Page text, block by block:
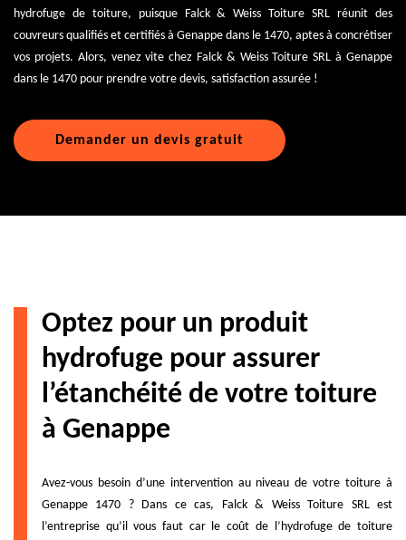
hydrofuge de toiture, puisque Falck & Weiss Toiture SRL réunit des
couvreurs qualifiés et certifiés à Genappe dans le 1470, aptes à concrétiser
vos projets. Alors, venez vite chez Falck & Weiss Toiture SRL à Genappe
dans le 1470 pour prendre votre devis, satisfaction assurée !
Demander un devis gratuit
Optez pour un produit
hydrofuge pour assurer
l’étanchéité de votre toiture
à Genappe
Avez-vous besoin d’une intervention au niveau de votre toiture à
Genappe 1470 ? Dans ce cas, Falck & Weiss Toiture SRL est
l’entreprise qu’il vous faut car le coût de l’hydrofuge de toiture